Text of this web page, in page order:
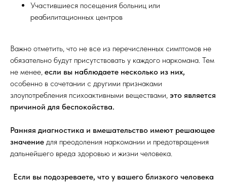
Участившиеся посещения больниц или
реабилитационных центров
Важно отметить, что не все из перечисленных симптомов не
обязательно будут присутствовать у каждого наркомана. Тем
не менее, если вы наблюдаете несколько из них,
особенно в сочетании с другими признаками
злоупотребления психоактивными веществами, это является
причиной для беспокойства.
Ранняя диагностика и вмешательство имеют решающее
значение для преодоления наркомании и предотвращения
дальнейшего вреда здоровью и жизни человека.
Если вы подозреваете, что у вашего близкого человека